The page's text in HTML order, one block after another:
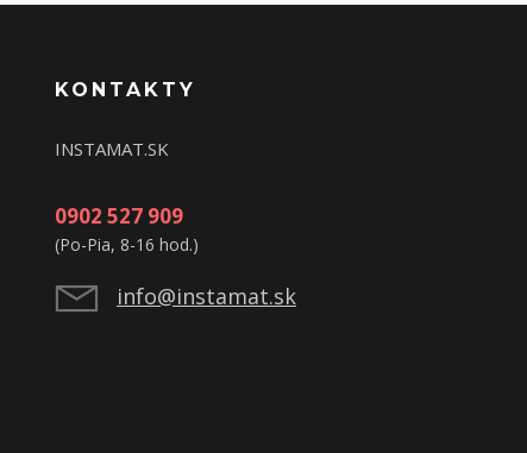
KONTAKTY
INSTAMAT.SK
0902 527 909
(Po-Pia, 8-16 hod.)
info@instamat.sk